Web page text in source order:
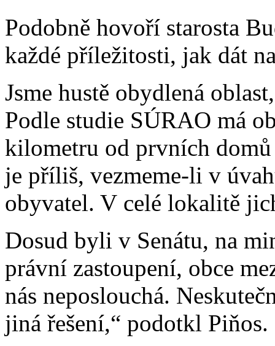
Podobně hovoří starosta
každé příležitosti, jak dát
Jsme hustě obydlená
Podle studie SÚRAO má
kilometru od prvních
je příliš, vezmeme-li v
obyvatel. V celé lokalitě
Dosud byli v Senátu, na
právní zastoupení, obce
nás neposlouchá.
jiná řešení,“ podotkl Piňos.